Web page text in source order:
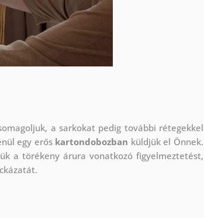
a sarkokat pedig további rétegekkel
egy erős kartondobozban küldjük el Önnek.
a törékeny árura vonatkozó figyelmeztetést,